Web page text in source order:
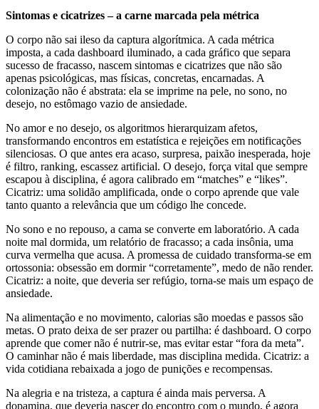
Sintomas e cicatrizes – a carne marcada pela métrica
O corpo não sai ileso da captura algorítmica. A cada métrica
imposta, a cada dashboard iluminado, a cada gráfico que separa
sucesso de fracasso, nascem sintomas e cicatrizes que não são
apenas psicológicas, mas físicas, concretas, encarnadas. A
colonização não é abstrata: ela se imprime na pele, no sono, no
desejo, no estômago vazio de ansiedade.
No amor e no desejo, os algoritmos hierarquizam afetos,
transformando encontros em estatística e rejeições em notificações
silenciosas. O que antes era acaso, surpresa, paixão inesperada, hoje
é filtro, ranking, escassez artificial. O desejo, força vital que sempre
escapou à disciplina, é agora calibrado em “matches” e “likes”.
Cicatriz: uma solidão amplificada, onde o corpo aprende que vale
tanto quanto a relevância que um código lhe concede.
No sono e no repouso, a cama se converte em laboratório. A cada
noite mal dormida, um relatório de fracasso; a cada insônia, uma
curva vermelha que acusa. A promessa de cuidado transforma-se em
ortossonia: obsessão em dormir “corretamente”, medo de não render.
Cicatriz: a noite, que deveria ser refúgio, torna-se mais um espaço de
ansiedade.
Na alimentação e no movimento, calorias são moedas e passos são
metas. O prato deixa de ser prazer ou partilha: é dashboard. O corpo
aprende que comer não é nutrir-se, mas evitar estar “fora da meta”.
O caminhar não é mais liberdade, mas disciplina medida. Cicatriz: a
vida cotidiana rebaixada a jogo de punições e recompensas.
Na alegria e na tristeza, a captura é ainda mais perversa. A
dopamina, que deveria nascer do encontro com o mundo, é agora